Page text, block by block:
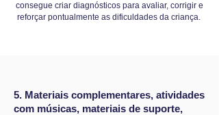
consegue criar diagnósticos para avaliar, corrigir e
reforçar pontualmente as dificuldades da criança.
5. Materiais complementares, atividades
com músicas, materiais de suporte,